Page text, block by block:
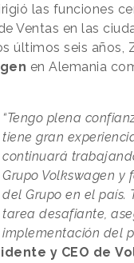
las funciones
Ventas en las
últimos seis años,
en Alemania
“Tengo plena
tiene gran
continuará
Grupo Volkswagen y
del Grupo en el país.
tarea desafiante,
implementación del
y CEO de